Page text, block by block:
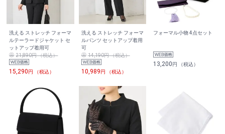
洗える ストレッチ フォーマ
ルテーラードジャケット セ
ットアップ着用可
21,890円 （税込）
15,290円 （税込）
洗える ストレッチ フォーマ
ルパンツ セットアップ着用
可
14,190円 （税込）
10,989円 （税込）
フォーマル小物 4点セット
13,200円 （税込）